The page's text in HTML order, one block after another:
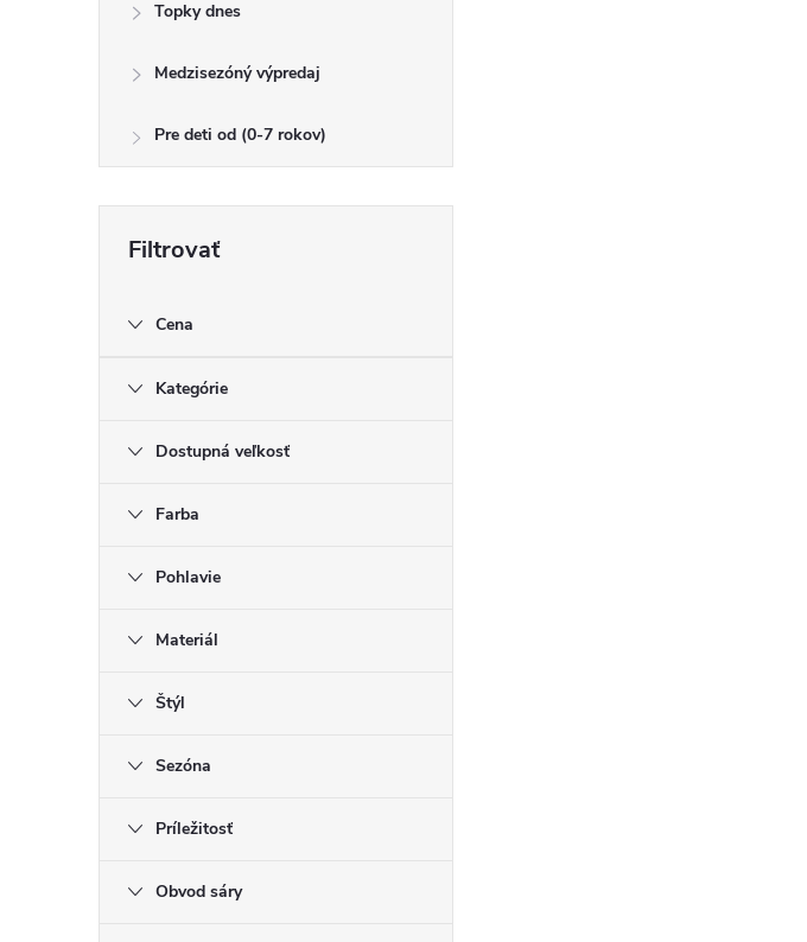
Topky dnes
Medzisezóný výpredaj
Pre deti od (0-7 rokov)
Cena
Kategórie
Dostupná veľkosť
Farba
Pohlavie
Materiál
Štýl
Sezóna
Príležitosť
Obvod sáry